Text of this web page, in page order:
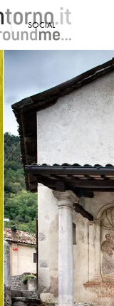
SOCIAL